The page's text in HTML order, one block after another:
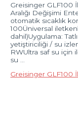
Greisinger GLF100
Aralığı Değişimi
otomatik sıcaklık
100Üniversal
dahil)Uygulama:
yetiştiriciliği / su
RWUltra saf su için
su …
Greisinger GLF100